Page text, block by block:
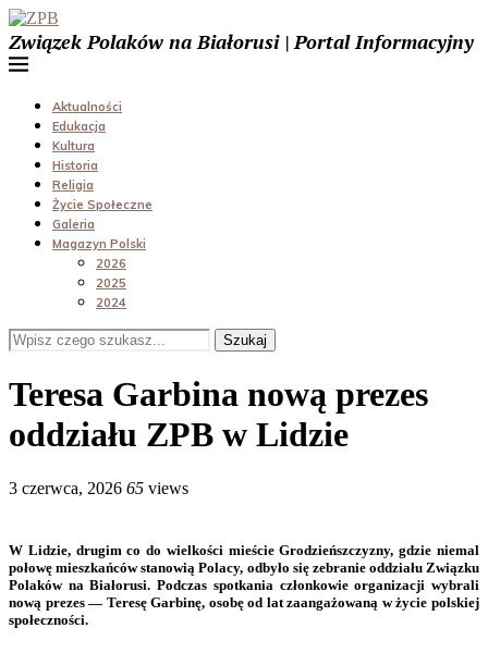
Związek Polaków na Białorusi | Portal Informacyjny
Aktualności
Edukacja
Kultura
Historia
Religia
Życie Społeczne
Galeria
Magazyn Polski
2026
2025
2024
Szukaj
Teresa Garbina nową prezes
oddziału ZPB w Lidzie
3 czerwca, 2026 65 views
W Lidzie, drugim co do wielkości mieście Grodzieńszczyzny, gdzie niemal
połowę mieszkańców stanowią Polacy, odbyło się zebranie oddziału Związku
Polaków na Białorusi. Podczas spotkania członkowie organizacji wybrali
nową prezes — Teresę Garbinę, osobę od lat zaangażowaną w życie polskiej
społeczności.